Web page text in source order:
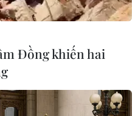
Đồng khiến hai